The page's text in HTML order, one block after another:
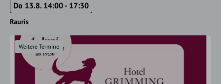
Do 13.8. 14:00 - 17:30
Rauris
Weitere Termine